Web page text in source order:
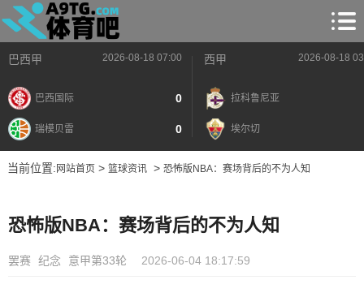
巴西甲 2026-08-18 07:00
巴西国际 0
瑞模贝雷 0
西甲 2026-08-18
拉科鲁尼亚
埃尔切
当前位置: 网站首页> 篮球资讯> 恐怖版NBA：赛场背后的不为人知
恐怖版NBA：赛场背后的不为人知
罢赛 纪念 意甲第33轮 2026-06-04 18:17:59